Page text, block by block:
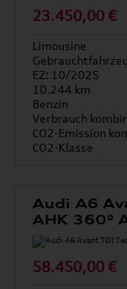
23.450,00 €
Limousine
EZ: 10/2025
10.244 km
Benzin
Verbrauch
CO2-Emission
CO2-Klasse
Audi A6
AHK 360°
58.450,00 €